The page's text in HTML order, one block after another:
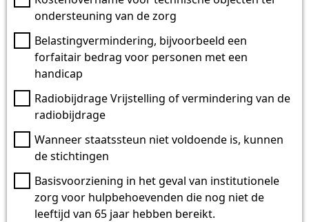
ondersteuning van de zorg
Belastingvermindering, bijvoorbeeld een
forfaitair bedrag voor personen met een
handicap
Radiobijdrage Vrijstelling of vermindering van de
radiobijdrage
Wanneer staatssteun niet voldoende is, kunnen
de stichtingen
Basisvoorziening in het geval van institutionele
zorg voor hulpbehoevenden die nog niet de
leeftijd van 65 jaar hebben bereikt.